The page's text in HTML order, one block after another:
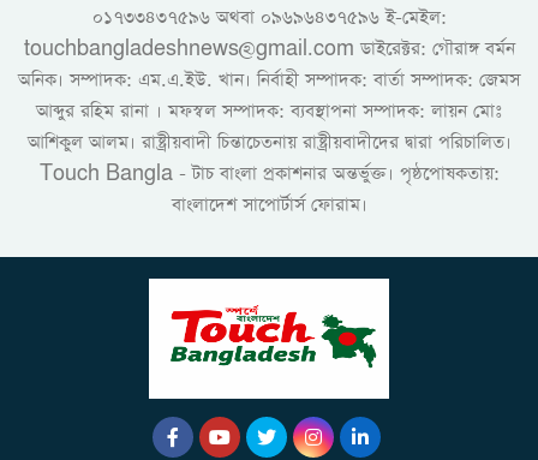
০১৭৩৩৪৩৭৫৯৬ অথবা ০৯৬৯৬৪৩৭৫৯৬ ই-মেইল:
touchbangladeshnews@gmail.com ডাইরেক্টর: গৌরাঙ্গ বর্মন
অনিক। সম্পাদক: এম.এ.ইউ. খান। নির্বাহী সম্পাদক: বার্তা সম্পাদক: জেমস
আব্দুর রহিম রানা । মফস্বল সম্পাদক: ব্যবস্থাপনা সম্পাদক: লায়ন মোঃ
আশিকুল আলম। রাষ্ট্রীয়বাদী চিন্তাচেতনায় রাষ্ট্রীয়বাদীদের দ্বারা পরিচালিত।
Touch Bangla - টাচ বাংলা প্রকাশনার অন্তর্ভুক্ত। পৃষ্ঠপোষকতায়:
বাংলাদেশ সাপোর্টার্স ফোরাম।